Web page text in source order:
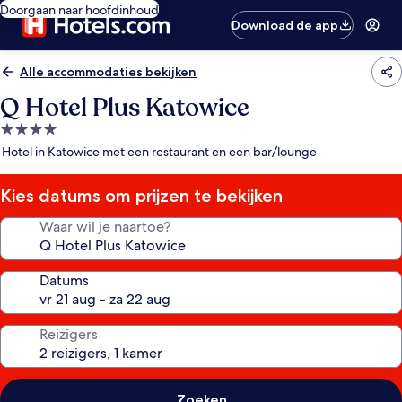
Doorgaan naar hoofdinhoud
Download de app
Alle accommodaties bekijken
Q Hotel Plus Katowice
4.0-
sterrenaccommodatie
Hotel in Katowice met een restaurant en een bar/lounge
Kies datums om prijzen te bekijken
Waar wil je naartoe?
Datums
Reizigers